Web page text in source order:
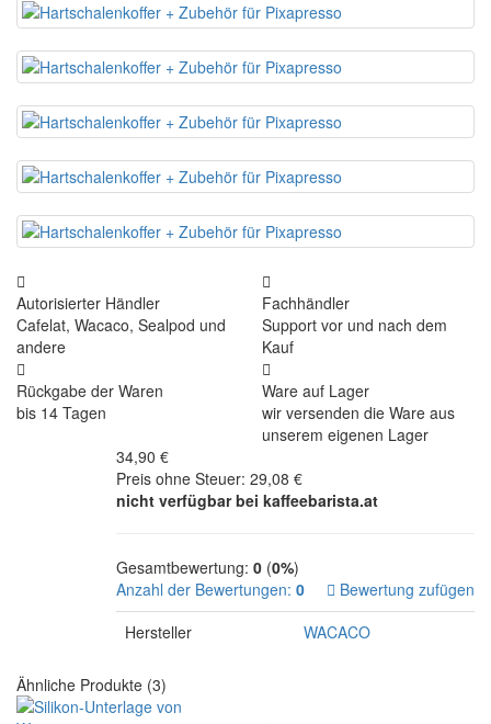
Autorisierter Händler
Cafelat, Wacaco, Sealpod und
andere
Fachhändler
Support vor und nach dem
Kauf
Rückgabe der Waren
bis 14 Tagen
Ware auf Lager
wir versenden die Ware aus
unserem eigenen Lager
34,90 €
Preis ohne Steuer: 29,08 €
nicht verfügbar bei kaffeebarista.at
Gesamtbewertung: 0 (0%)
Anzahl der Bewertungen: 0
Bewertung zufügen
Hersteller
WACACO
Ähnliche Produkte (3)